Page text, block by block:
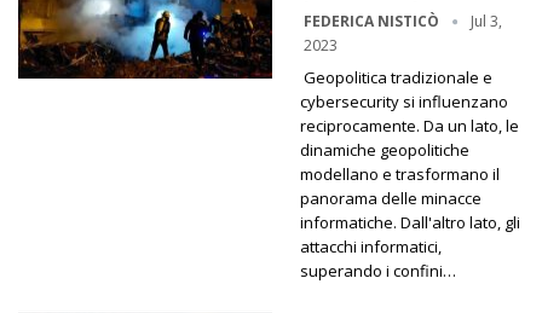
FEDERICA NISTICÒ
Jul 3,
2023
Geopolitica tradizionale e
cybersecurity si influenzano
reciprocamente. Da un lato, le
dinamiche geopolitiche
modellano e trasformano il
panorama delle minacce
informatiche. Dall'altro lato, gli
attacchi informatici,
superando i confini…